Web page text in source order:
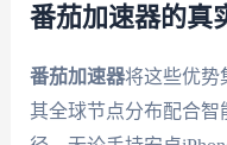
番茄加速器的真
番茄加速器将这些优势
其全球节点分布配合